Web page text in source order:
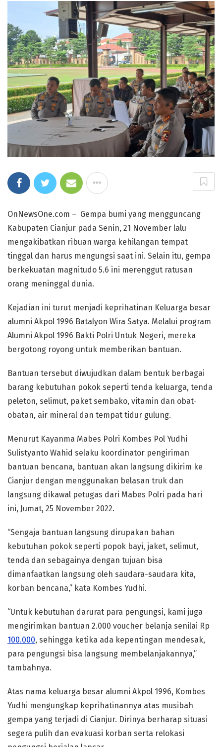
OnNewsOne.com – Gempa bumi yang mengguncang
Kabupaten Cianjur pada Senin, 21 November lalu
mengakibatkan ribuan warga kehilangan tempat
tinggal dan harus mengungsi saat ini. Selain itu, gempa
berkekuatan magnitudo 5.6 ini merenggut ratusan
orang meninggal dunia.
Kejadian ini turut menjadi keprihatinan Keluarga besar
alumni Akpol 1996 Batalyon Wira Satya. Melalui program
Alumni Akpol 1996 Bakti Polri Untuk Negeri, mereka
bergotong royong untuk memberikan bantuan.
Bantuan tersebut diwujudkan dalam bentuk berbagai
barang kebutuhan pokok seperti tenda keluarga, tenda
peleton, selimut, paket sembako, vitamin dan obat-
obatan, air mineral dan tempat tidur gulung.
Menurut Kayanma Mabes Polri Kombes Pol Yudhi
Sulistyanto Wahid selaku koordinator pengiriman
bantuan bencana, bantuan akan langsung dikirim ke
Cianjur dengan menggunakan belasan truk dan
langsung dikawal petugas dari Mabes Polri pada hari
ini, Jumat, 25 November 2022.
“Sengaja bantuan langsung dirupakan bahan
kebutuhan pokok seperti popok bayi, jaket, selimut,
tenda dan sebagainya dengan tujuan bisa
dimanfaatkan langsung oleh saudara-saudara kita,
korban bencana,” kata Kombes Yudhi.
“Untuk kebutuhan darurat para pengungsi, kami juga
mengirimkan bantuan 2.000 voucher belanja senilai Rp
100.000, sehingga ketika ada kepentingan mendesak,
para pengungsi bisa langsung membelanjakannya,”
tambahnya.
Atas nama keluarga besar alumni Akpol 1996, Kombes
Yudhi mengungkap keprihatinannya atas musibah
gempa yang terjadi di Cianjur. Dirinya berharap situasi
segera pulih dan evakuasi korban serta relokasi